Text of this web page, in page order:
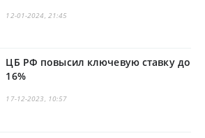
12-01-2024, 21:45
ЦБ РФ повысил ключевую ставку до
16%
17-12-2023, 10:57